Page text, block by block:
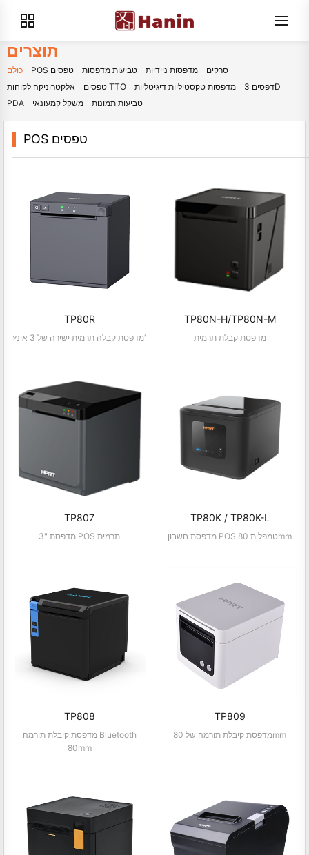
תוצרים
כולם POS טפסים טביעות מדפסות מדפסות ניידיות
סרקים
אלקטרוניקה לקוחות
טפסים TTO מדפסות טקסטיליות דיגיטליות
דפסים 3D
PDA
משקל קמעונאי טביעות תמונות
POS טפסים
TP80R
מדפסת קבלה תרמית ישירה של 3 אינץ'
TP80N-H/TP80N-M
מדפסת קבלת תרמית
TP807
3" מדפסת POS תרמית
TP80K / TP80K-L
מדפסת חשבון POS טמפלית 80mm
TP808
מדפסת קיבלת תורמה Bluetooth
80mm
TP809
מדפסת קיבלת תורמה של 80mm